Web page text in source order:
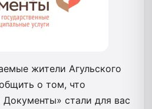
жители Агульского
о том, что
стали для вас